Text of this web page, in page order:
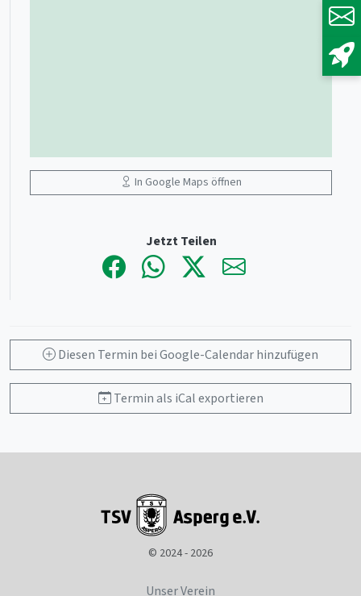
In Google Maps öffnen
Jetzt Teilen
Diesen Termin bei Google-Calendar hinzufügen
Termin als iCal exportieren
© 2024 - 2026
Unser Verein